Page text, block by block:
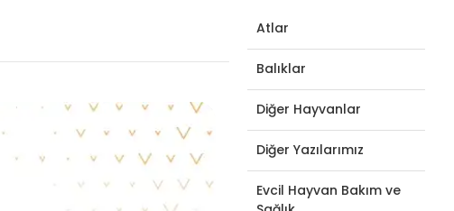
Atlar
Balıklar
Diğer Hayvanlar
Diğer Yazılarımız
Evcil Hayvan Bakım ve